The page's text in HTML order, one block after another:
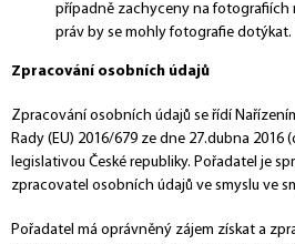
případně zachyceny na
práv by se mohly fotografie dotýkat.
Zpracování osobních údajů
Zpracování osobních údajů se řídí
Rady (EU) 2016/679 ze dne 27.dubna 2016
legislativou České republiky. Pořadatel je
zpracovatel osobních údajů ve smyslu ve
Pořadatel má oprávněný zájem získat a